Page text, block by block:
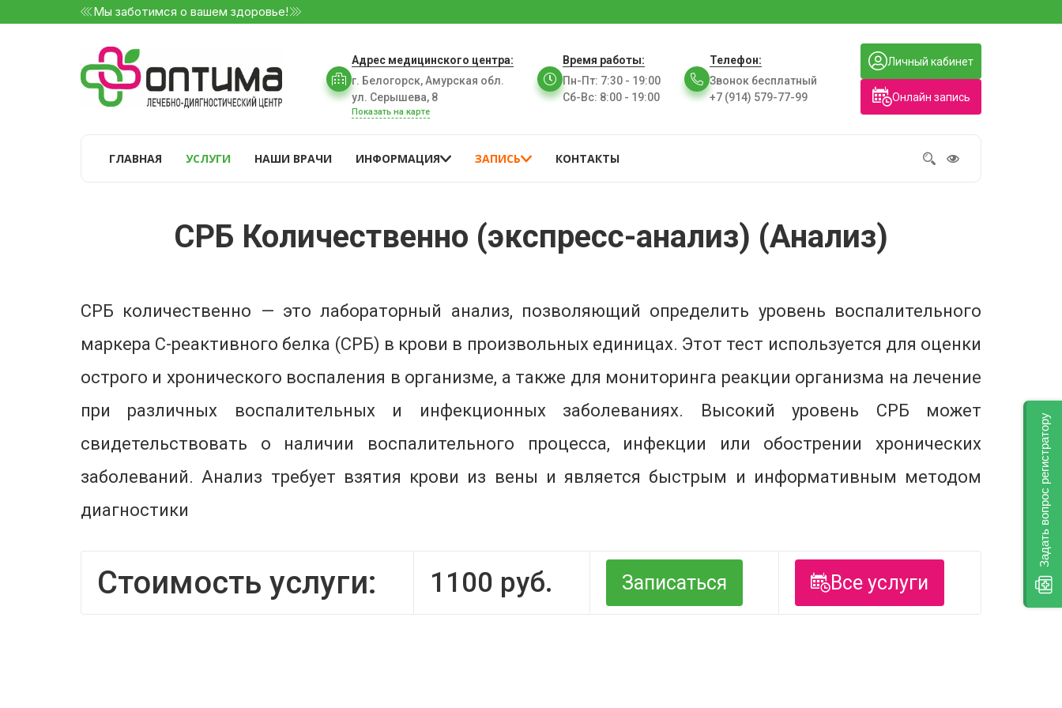
Мы заботимся о вашем здоровье!
Адрес медицинского центра:
г. Белогорск, Амурская обл.
ул. Серышева, 8
Показать на карте
Время работы:
Пн-Пт: 7:30 - 19:00
Сб-Вс: 8:00 - 19:00
Телефон:
Звонок бесплатный
+7 (914) 579-77-99
Онлайн запись
Личный кабинет
ГЛАВНАЯ УСЛУГИ НАШИ ВРАЧИ ИНФОРМАЦИЯ ЗАПИСЬ КОНТАКТЫ
СРБ Количественно (экспресс-анализ) (Анализ)
СРБ количественно — это лабораторный анализ, позволяющий определить уровень воспалительного
маркера C-реактивного белка (СРБ) в крови в произвольных единицах. Этот тест используется для оценки
острого и хронического воспаления в организме, а также для мониторинга реакции организма на лечение
при различных воспалительных и инфекционных заболеваниях. Высокий уровень СРБ может
свидетельствовать о наличии воспалительного процесса, инфекции или обострении хронических
заболеваний. Анализ требует взятия крови из вены и является быстрым и информативным методом
диагностики
Стоимость услуги: 1100 руб. Записаться Все услуги
Задать вопрос регистратору